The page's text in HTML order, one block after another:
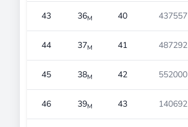
43 36М 40 437557
44 37М 41 487292
45 38М 42 552000
46 39М 43 140692